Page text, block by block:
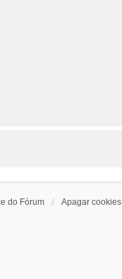
do Fórum Apagar cookies